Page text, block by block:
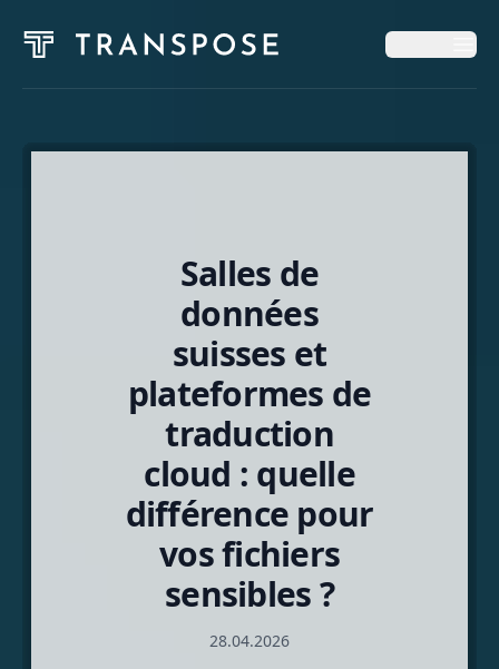
Accueil
Salles de
données
suisses et
plateformes de
traduction
cloud : quelle
différence pour
vos fichiers
sensibles ?
28.04.2026